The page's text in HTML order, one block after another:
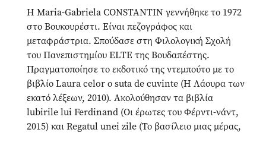
Η Maria-Gabriela CONSTANTIN γεννήθηκε το 1972
στο Βουκουρέστι. Είναι πεζογράφος και
μεταφράστρια. Σπούδασε στη Φιλολογική Σχολή
του Πανεπιστημίου ELTE της Βουδαπέστης.
Πραγματοποίησε το εκδοτικό της ντεμπούτο με το
βιβλίο Laura celor ο suta de cuvinte (Η Λάουρα των
εκατό λέξεων, 2010). Ακολούθησαν τα βιβλία
lubirile lui Ferdinand (Οι έρωτες του Φέρντι-νάντ,
2015) και Regatul unei zile (Το βασίλειο μιας μέρας,